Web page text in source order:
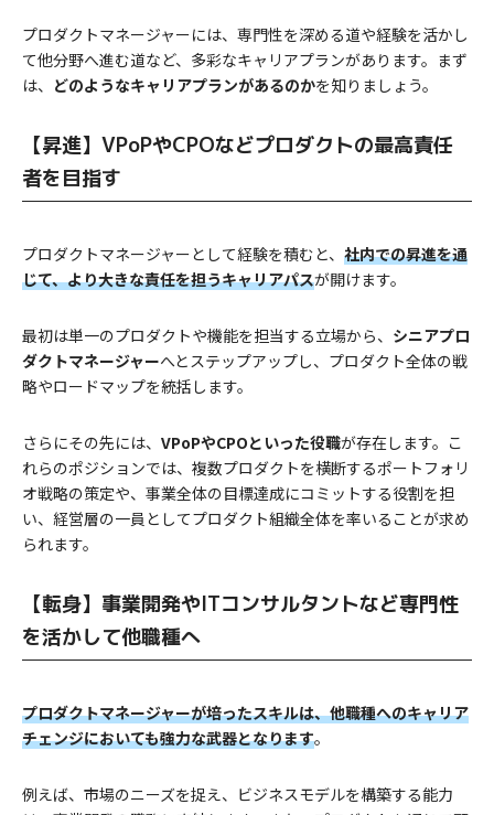
プロダクトマネージャーには、専門性を深める道や経験を活かし
て他分野へ進む道など、多彩なキャリアプランがあります。まず
は、 どのようなキャリアプランがあるのかを知りましょう。
【昇進】VPoPやCPOなどプロダクトの最高責任
者を目指す
プロダクトマネージャーとして経験を積むと、 社内での昇進を通
じて、より大きな責任を担うキャリアパスが開けます。
最初は単一のプロダクトや機能を担当する立場から、 シニアプロ
ダクトマネージャーへとステップアップし、プロダクト全体の戦
略やロードマップを統括します。
さらにその先には、 VPoPやCPOといった役職が存在します。こ
れらのポジションでは、複数プロダクトを横断するポートフォリ
オ戦略の策定や、事業全体の目標達成にコミットする役割を担
い、経営層の一員としてプロダクト組織全体を率いることが求め
られます。
【転身】事業開発やITコンサルタントなど専門性
を活かして他職種へ
プロダクトマネージャーが培ったスキルは、他職種へのキャリア
チェンジにおいても強力な武器となります。
例えば、市場のニーズを捉え、ビジネスモデルを構築する能力